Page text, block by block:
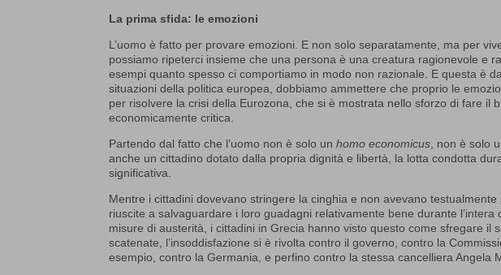
La prima sfida: le emozioni
L’uomo è fatto per provare emozioni. E non solo separatamente, ma per
possiamo ripeterci insieme che una persona è una creatura ragionevole e
esempi quanto spesso ci comportiamo in modo non razionale. E questa è
situazioni della politica europea, dobbiamo ammettere che proprio le
per risolvere la crisi della Eurozona, che si è mostrata nello sforzo di fare il
economicamente critica.
Partendo dal fatto che l’uomo non è solo unhomo economicus , non è solo
anche un cittadino dotato dalla propria dignità e libertà, la lotta condotta
significativa.
Mentre i cittadini dovevano stringere la cinghia e non avevano
riuscite a salvaguardare i loro guadagni relativamente bene durante
misure di austerità, i cittadini in Grecia hanno visto questo come sfregare il
scatenate, l’insoddisfazione si è rivolta contro il governo, contro la
esempio, contro la Germania, e perfino contro la stessa cancelliera Angela